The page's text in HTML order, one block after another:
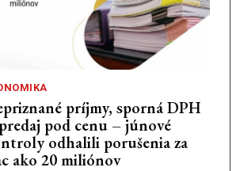
príjmy, sporná DPH
pod cenu – júnové
odhalili porušenia za
ako 20 miliónov